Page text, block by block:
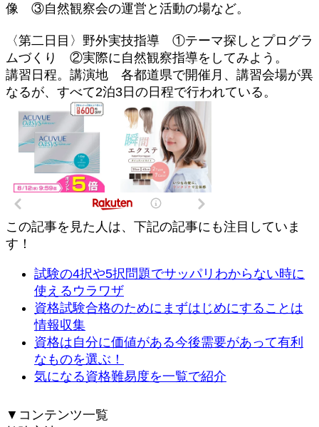
像 ③自然観察会の運営と活動の場など。
〈第二日目〉野外実技指導 ①テーマ探しとプログラ
ムづくり ②実際に自然観察指導をしてみよう。
講習日程。講演地 各都道県で開催月、講習会場が異
なるが、すべて2泊3日の日程で行われている。
この記事を見た人は、下記の記事にも注目していま
す！
試験の4択や5択問題でサッパリわからない時に
使えるウラワザ
資格試験合格のためにまずはじめにすることは
情報収集
資格は自分に価値がある今後需要があって有利
なものを選ぶ！
気になる資格難易度を一覧で紹介
▼コンテンツ一覧